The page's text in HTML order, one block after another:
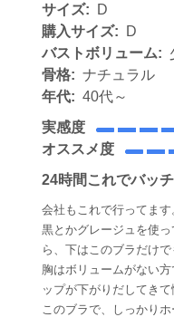
サイズ:
D
購入サイズ:
D
バストボリューム:
骨格: ナチュラル
年代: 40代～
実感度
オススメ度
24時間これでバッ
会社もこれで行ってます
黒とかグレージュを使
ら、下はこのブラだけで
胸はボリュームがない
ップが下がりだしてきて
このブラで、しっかり